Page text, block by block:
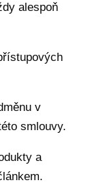
alespoň
v
smlouvy.
a